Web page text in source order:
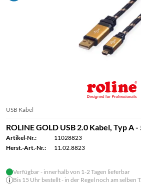
USB Kabel
ROLINE GOLD USB 2.0 Kabel, Typ A
Artikel-Nr.:
11028823
Herst.-Art.-Nr.:
11.02.8823
Verfügbar - innerhalb von 1-2 Tagen lieferbar
Bis 15 Uhr bestellt - in der Regel noch am selben